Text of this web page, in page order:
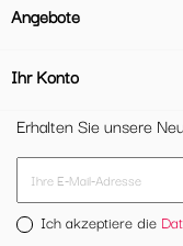
Angebote
Ihr Konto
Erhalten Sie unsere
Ich akzeptiere die